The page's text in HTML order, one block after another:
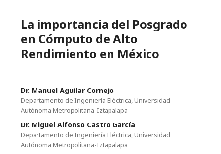
La importancia del Posgrado
en Cómputo de Alto
Rendimiento en México
Dr. Manuel Aguilar Cornejo
Departamento de Ingeniería Eléctrica, Universidad
Autónoma Metropolitana-Iztapalapa
Dr. Miguel Alfonso Castro García
Departamento de Ingeniería Eléctrica, Universidad
Autónoma Metropolitana-Iztapalapa